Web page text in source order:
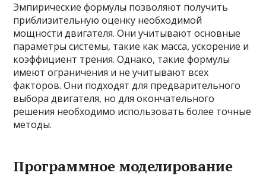
Эмпирические формулы позволяют получить
приблизительную оценку необходимой
мощности двигателя. Они учитывают основные
параметры системы, такие как масса, ускорение и
коэффициент трения. Однако, такие формулы
имеют ограничения и не учитывают всех
факторов. Они подходят для предварительного
выбора двигателя, но для окончательного
решения необходимо использовать более точные
методы.
Программное моделирование